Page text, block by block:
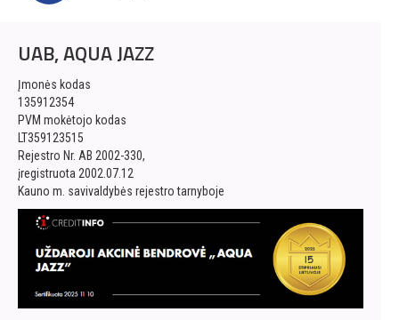
UAB, AQUA JAZZ
Įmonės kodas
135912354
PVM mokėtojo kodas
LT359123515
Rejestro Nr. AB 2002-330,
įregistruota 2002.07.12
Kauno m. savivaldybės rejestro tarnyboje